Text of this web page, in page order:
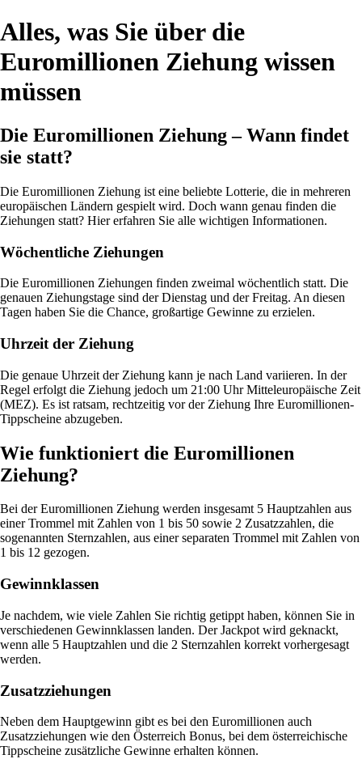
Alles, was Sie über die
Euromillionen Ziehung wissen
müssen
Die Euromillionen Ziehung – Wann findet
sie statt?
Die Euromillionen Ziehung ist eine beliebte Lotterie, die in mehreren
europäischen Ländern gespielt wird. Doch wann genau finden die
Ziehungen statt? Hier erfahren Sie alle wichtigen Informationen.
Wöchentliche Ziehungen
Die Euromillionen Ziehungen finden zweimal wöchentlich statt. Die
genauen Ziehungstage sind der Dienstag und der Freitag. An diesen
Tagen haben Sie die Chance, großartige Gewinne zu erzielen.
Uhrzeit der Ziehung
Die genaue Uhrzeit der Ziehung kann je nach Land variieren. In der
Regel erfolgt die Ziehung jedoch um 21:00 Uhr Mitteleuropäische Zeit
(MEZ). Es ist ratsam, rechtzeitig vor der Ziehung Ihre Euromillionen-
Tippscheine abzugeben.
Wie funktioniert die Euromillionen
Ziehung?
Bei der Euromillionen Ziehung werden insgesamt 5 Hauptzahlen aus
einer Trommel mit Zahlen von 1 bis 50 sowie 2 Zusatzzahlen, die
sogenannten Sternzahlen, aus einer separaten Trommel mit Zahlen von
1 bis 12 gezogen.
Gewinnklassen
Je nachdem, wie viele Zahlen Sie richtig getippt haben, können Sie in
verschiedenen Gewinnklassen landen. Der Jackpot wird geknackt,
wenn alle 5 Hauptzahlen und die 2 Sternzahlen korrekt vorhergesagt
werden.
Zusatzziehungen
Neben dem Hauptgewinn gibt es bei den Euromillionen auch
Zusatzziehungen wie den Österreich Bonus, bei dem österreichische
Tippscheine zusätzliche Gewinne erhalten können.